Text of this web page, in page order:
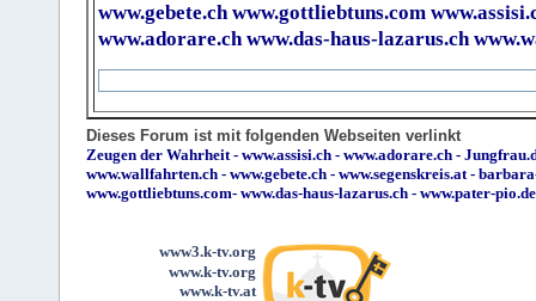
www.gebete.ch www.gottliebtuns.com
www.adorare.ch www.das-haus-lazarus.ch
Dieses Forum ist mit folgenden Webseiten verlinkt
Zeugen der Wahrheit - www.assisi.ch - www.adorare.ch -
www.wallfahrten.ch - www.gebete.ch - www.segenskreis.at -
www.gottliebtuns.com- www.das-haus-lazarus.ch - www.pater-pio.de
www3.k-tv.org
www.k-tv.org
www.k-tv.at